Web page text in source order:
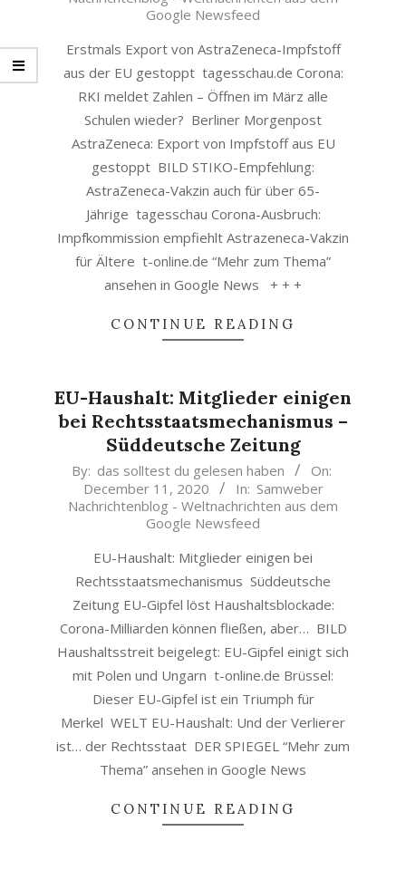
05
Google Newsfeed
Erstmals Export von AstraZeneca-Impfstoff
aus der EU gestoppt tagesschau.de Corona:
RKI meldet Zahlen – Öffnen im März alle
Schulen wieder? Berliner Morgenpost
AstraZeneca: Export von Impfstoff aus EU
gestoppt BILD STIKO-Empfehlung:
AstraZeneca-Vakzin auch für über 65-
Jährige tagesschau Corona-Ausbruch:
Impfkommission empfiehlt Astrazeneca-Vakzin
für Ältere t-online.de “Mehr zum Thema”
ansehen in Google News + + +
CONTINUE READING
EU-Haushalt: Mitglieder einigen
bei Rechtsstaatsmechanismus –
Süddeutsche Zeitung
2020-
11
By: das solltest du gelesen haben
On:
December 11, 2020
In: Samweber
Nachrichtenblog - Weltnachrichten aus dem
Google Newsfeed
EU-Haushalt: Mitglieder einigen bei
Rechtsstaatsmechanismus Süddeutsche
Zeitung EU-Gipfel löst Haushaltsblockade:
Corona-Milliarden können fließen, aber… BILD
Haushaltsstreit beigelegt: EU-Gipfel einigt sich
mit Polen und Ungarn t-online.de Brüssel:
Dieser EU-Gipfel ist ein Triumph für
Merkel WELT EU-Haushalt: Und der Verlierer
ist… der Rechtsstaat DER SPIEGEL “Mehr zum
Thema” ansehen in Google News
CONTINUE READING